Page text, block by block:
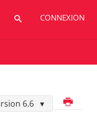
CONNEXION
6.6Imprimer